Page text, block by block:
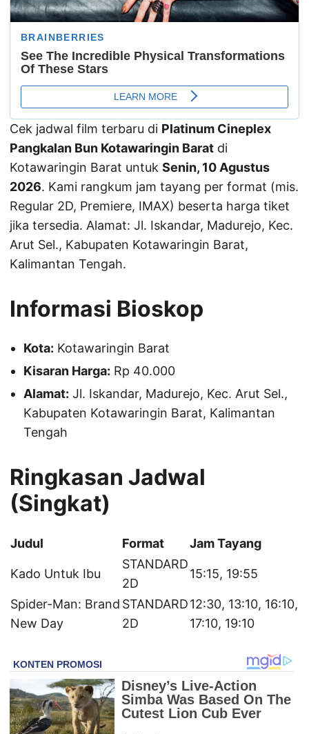
Cek jadwal film terbaru di Platinum Cineplex
Pangkalan Bun Kotawaringin Barat di
Kotawaringin Barat untuk Senin, 10 Agustus
2026. Kami rangkum jam tayang per format (mis.
Regular 2D, Premiere, IMAX) beserta harga tiket
jika tersedia. Alamat: Jl. Iskandar, Madurejo, Kec.
Arut Sel., Kabupaten Kotawaringin Barat,
Kalimantan Tengah.
Informasi Bioskop
Kota: Kotawaringin Barat
Kisaran Harga: Rp 40.000
Alamat: Jl. Iskandar, Madurejo, Kec. Arut Sel.,
Kabupaten Kotawaringin Barat, Kalimantan
Tengah
Ringkasan Jadwal
(Singkat)
Judul Format Jam Tayang
Kado Untuk Ibu
STANDARD
2D
15:15, 19:55
Spider-Man: Brand
New Day
STANDARD
2D
12:30, 13:10, 16:10,
17:10, 19:10